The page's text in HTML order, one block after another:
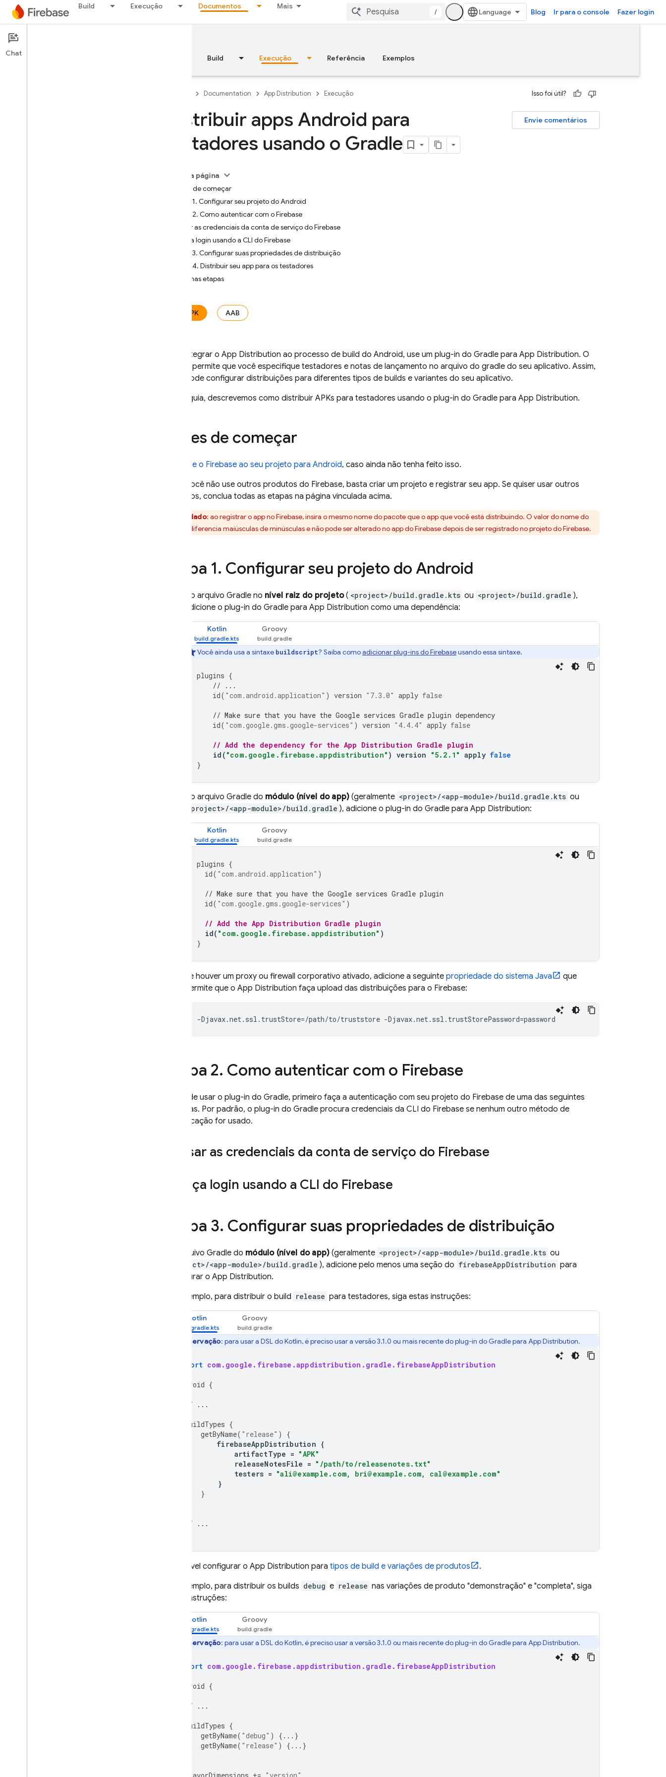
Build Execução Documentos Mais
/ Blog Ir para o console Fazer login
Documentation
Visão geral Build Execução Referência Exemplos
Documentation App Distribution Execução Isso foi útil?
Envie comentários
Distribuir apps Android para
testadores usando o Gradle
Nesta página
Antes de começar
Etapa 1. Configurar seu projeto do Android
Etapa 2. Como autenticar com o Firebase
Usar as credenciais da conta de serviço do Firebase
Faça login usando a CLI do Firebase
Etapa 3. Configurar suas propriedades de distribuição
Etapa 4. Distribuir seu app para os testadores
Próximas etapas
APK AAB
Para integrar o App Distribution ao processo de build do Android, use um plug-in do Gradle para App Distribution. O
plug-in permite que você especifique testadores e notas de lançamento no arquivo do gradle do seu aplicativo. Assim,
você pode configurar distribuições para diferentes tipos de builds e variantes do seu aplicativo.
Neste guia, descrevemos como distribuir APKs para testadores usando o plug-in do Gradle para App Distribution.
Antes de começar
Adicione o Firebase ao seu projeto para Android, caso ainda não tenha feito isso.
Caso você não use outros produtos do Firebase, basta criar um projeto e registrar seu app. Se quiser usar outros
produtos, conclua todas as etapas na página vinculada acima.
Cuidado: ao registrar o app no Firebase, insira o mesmo nome do pacote que o app que você está distribuindo. O valor do nome do
pacote diferencia maiúsculas de minúsculas e não pode ser alterado no app do Firebase depois de ser registrado no projeto do Firebase.
Etapa 1. Configurar seu projeto do Android
No arquivo Gradle no nível raiz do projeto( <project>/build.gradle.kts ou <project>/build.gradle ),
adicione o plug-in do Gradle para App Distribution como uma dependência:
Kotlin Groovy
Você ainda usa a sintaxe buildscript? Saiba comoadicionar plug-ins do Firebaseusando essa sintaxe.
plugins {
// ...
id( "com.android.application" ) version "7.3.0" apply false
// Make sure that you have the Google services Gradle plugin dependency
id( "com.google.gms.google-services" ) version "4.4.4" apply false
// Add the dependency for the App Distribution Gradle plugin
id ( "com.google.firebase.appdistribution" ) version "5.2.1" apply false
}
No arquivo Gradle do módulo (nível do app) (geralmente <project>/<app-module>/build.gradle.kts ou
<project>/<app-module>/build.gradle ), adicione o plug-in do Gradle para App Distribution:
Kotlin Groovy
plugins {
id( "com.android.application" )
// Make sure that you have the Google services Gradle plugin
id( "com.google.gms.google-services" )
// Add the App Distribution Gradle plugin
id( "com.google.firebase.appdistribution" )
}
Se houver um proxy ou firewall corporativo ativado, adicione a seguinte propriedade do sistema Java
que
permite que o App Distribution faça upload das distribuições para o Firebase:
Etapa 2. Como autenticar com o Firebase
Antes de usar o plug-in do Gradle, primeiro faça a autenticação com seu projeto do Firebase de uma das seguintes
maneiras. Por padrão, o plug-in do Gradle procura credenciais da CLI do Firebase se nenhum outro método de
autenticação for usado.
Usar as credenciais da conta de serviço do Firebase
Faça login usando a CLI do Firebase
Etapa 3. Configurar suas propriedades de distribuição
No arquivo Gradle do módulo (nível do app) (geralmente <project>/<app-module>/build.gradle.kts ou
<project>/<app-module>/build.gradle ), adicione pelo menos uma seção do firebaseAppDistribution para
configurar o App Distribution.
Por exemplo, para distribuir o build release para testadores, siga estas instruções:
Kotlin Groovy
Observação: para usar a DSL do Kotlin, é preciso usar a versão 3.1.0 ou mais recente do plug-in do Gradle para App Distribution.
import com.google.firebase.appdistribution.gradle.firebaseAppDistribution
android {
// ...
buildTypes {
getByName( "release" )
{
firebaseAppDistribution {
artifactType = "APK"
releaseNotesFile = "/path/to/releasenotes.txt"
testers = "ali@example.com, bri@example.com, cal@example.com"
}
}
// ...
É possível configurar o App Distribution para tipos de build e variações de produtos
.
Por exemplo, para distribuir os builds debug e release nas variações de produto "demonstração" e "completa", siga
estas instruções:
Kotlin Groovy
Observação: para usar a DSL do Kotlin, é preciso usar a versão 3.1.0 ou mais recente do plug-in do Gradle para App Distribution.
import com.google.firebase.appdistribution.gradle.firebaseAppDistribution
android {
// ...
buildTypes {
getByName( "debug" )
{...}
getByName( "release" )
{...}
Chat